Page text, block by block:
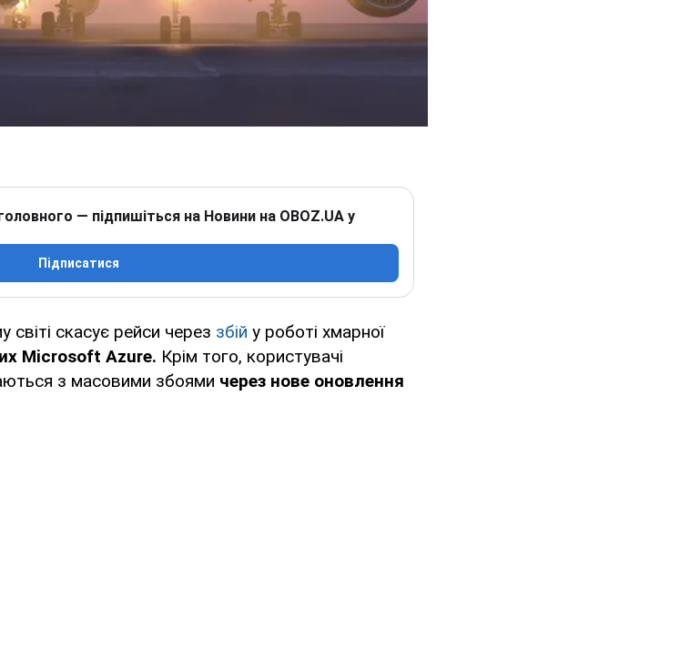
— підпишіться на Новини на OBOZ.UA у
Підписатися
світі скасує рейси через збій у роботі хмарної
Microsoft Azure. Крім того, користувачі
з масовими збоями через нове оновлення